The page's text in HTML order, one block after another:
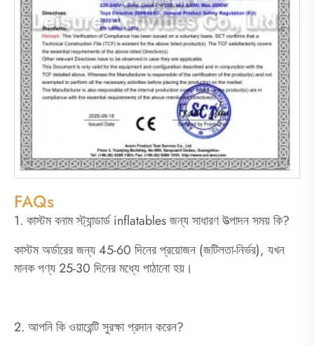
FAQs
1. কাস্টম বনাম স্ট্যান্ডার্ড inflatables জন্য সাধারণ উত্পাদন সময় কি?
কাস্টম অর্ডারের জন্য 45-60 দিনের প্রয়োজন (জটিলতা-নির্ভর), যখন
মানক পণ্য 25-30 দিনের মধ্যে পাঠানো হয়।
2. আপনি কি ওয়ারেন্টি সুরক্ষা প্রদান করেন?